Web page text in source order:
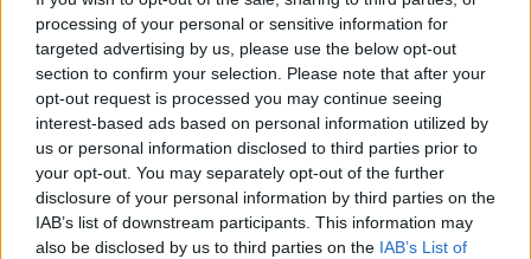
processing of your personal or sensitive information for
targeted advertising by us, please use the below opt-out
section to confirm your selection. Please note that after your
opt-out request is processed you may continue seeing
interest-based ads based on personal information utilized by
us or personal information disclosed to third parties prior to
your opt-out. You may separately opt-out of the further
disclosure of your personal information by third parties on the
IAB’s list of downstream participants. This information may
also be disclosed by us to third parties on the IAB’s List of
HAZÁNK “BARNA INGESEINEK” A
BŰNVADÁSZOKNAK AZ UTCAI HIRDETÉSEI
2026. február. 13. 16:04
A "Rend Pártján", hirdetik a plakátok.
TOROCZKAI LÁSZLÓ REAGÁLT MAGYAR PÉTER
FELVETÉSÉRE - SZERINTE MIND A TISZA, MIND
A FIDESZ AZ Ő SZAVAZÓIRA HAJT
2026. január. 26. 16:39
A Mi Hazánk elnöke hárompárti Országgyűlésre készül.